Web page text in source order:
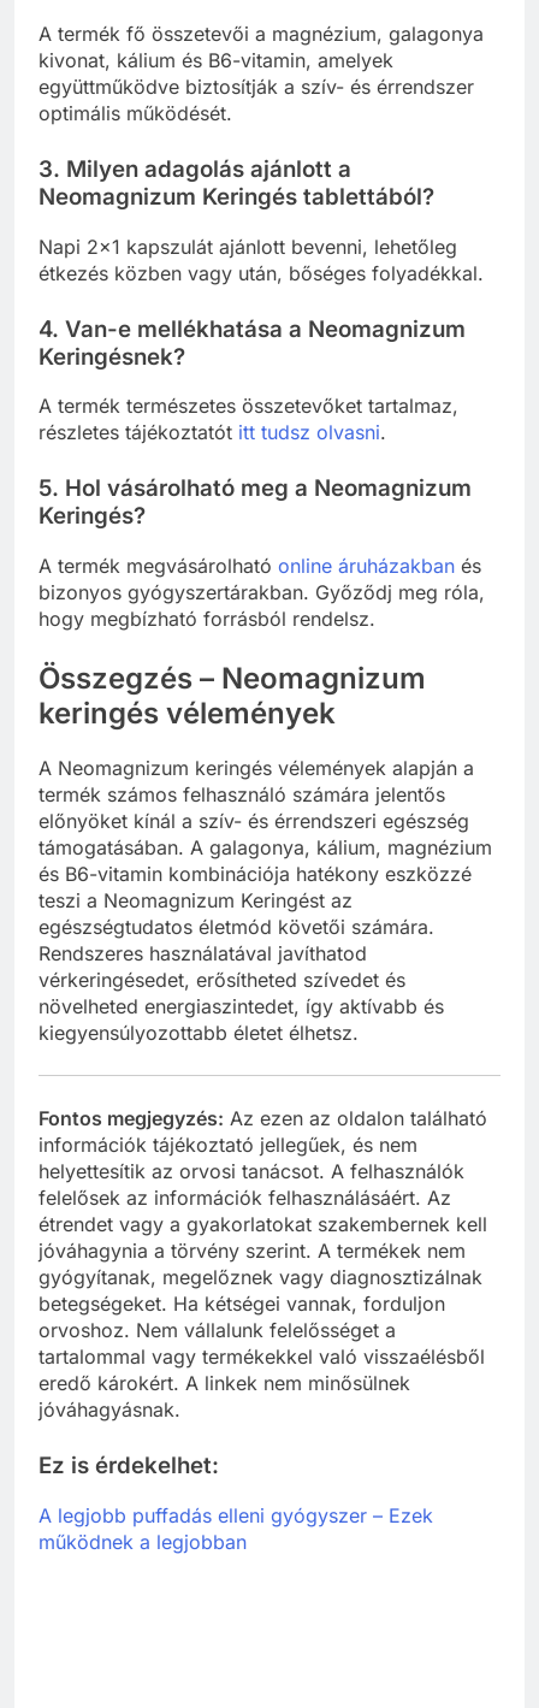
A termék fő összetevői a magnézium, galagonya
kivonat, kálium és B6-vitamin, amelyek
együttműködve biztosítják a szív- és érrendszer
optimális működését.
3. Milyen adagolás ajánlott a
Neomagnizum Keringés tablettából?
Napi 2×1 kapszulát ajánlott bevenni, lehetőleg
étkezés közben vagy után, bőséges folyadékkal.
4. Van-e mellékhatása a Neomagnizum
Keringésnek?
A termék természetes összetevőket tartalmaz,
részletes tájékoztatót itt tudsz olvasni.
5. Hol vásárolható meg a Neomagnizum
Keringés?
A termék megvásárolható online áruházakban és
bizonyos gyógyszertárakban. Győződj meg róla,
hogy megbízható forrásból rendelsz.
Összegzés – Neomagnizum
keringés vélemények
A Neomagnizum keringés vélemények alapján a
termék számos felhasználó számára jelentős
előnyöket kínál a szív- és érrendszeri egészség
támogatásában. A galagonya, kálium, magnézium
és B6-vitamin kombinációja hatékony eszközzé
teszi a Neomagnizum Keringést az
egészségtudatos életmód követői számára.
Rendszeres használatával javíthatod
vérkeringésedet, erősítheted szívedet és
növelheted energiaszintedet, így aktívabb és
kiegyensúlyozottabb életet élhetsz.
Fontos megjegyzés: Az ezen az oldalon található
információk tájékoztató jellegűek, és nem
helyettesítik az orvosi tanácsot. A felhasználók
felelősek az információk felhasználásáért. Az
étrendet vagy a gyakorlatokat szakembernek kell
jóváhagynia a törvény szerint. A termékek nem
gyógyítanak, megelőznek vagy diagnosztizálnak
betegségeket. Ha kétségei vannak, forduljon
orvoshoz. Nem vállalunk felelősséget a
tartalommal vagy termékekkel való visszaélésből
eredő károkért. A linkek nem minősülnek
jóváhagyásnak.
Ez is érdekelhet:
A legjobb puffadás elleni gyógyszer – Ezek
működnek a legjobban